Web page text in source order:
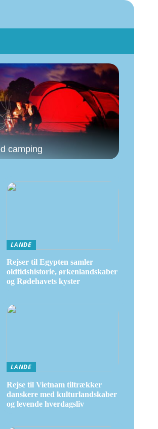
camping
LANDE
Rejser til Egypten samler
oldtidshistorie, ørkenlandskaber
og Rødehavets kyster
LANDE
Rejse til Vietnam tiltrækker
danskere med kulturlandskaber
og levende hverdagsliv